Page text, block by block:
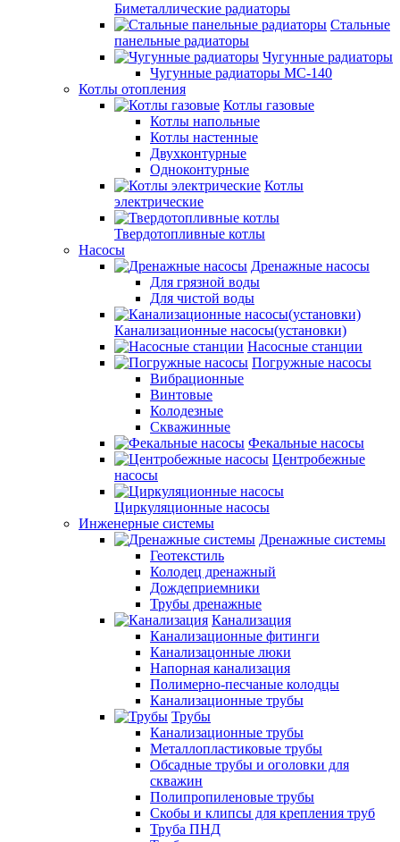
Биметаллические радиаторы
Стальные
панельные радиаторы
Чугунные радиаторы
Чугунные радиаторы МС-140
Котлы отопления
Котлы газовые
Котлы напольные
Котлы настенные
Двухконтурные
Одноконтурные
Котлы
электрические
Твердотопливные котлы
Насосы
Дренажные насосы
Для грязной воды
Для чистой воды
Канализационные насосы(установки)
Насосные станции
Погружные насосы
Вибрационные
Винтовые
Колодезные
Скважинные
Фекальные насосы
Центробежные
насосы
Циркуляционные насосы
Инженерные системы
Дренажные системы
Геотекстиль
Колодец дренажный
Дождеприемники
Трубы дренажные
Канализация
Канализационные фитинги
Канализацонные люки
Напорная канализация
Полимерно-песчаные колодцы
Канализационные трубы
Трубы
Канализационные трубы
Металлопластиковые трубы
Обсадные трубы и оголовки для
скважин
Полипропиленовые трубы
Скобы и клипсы для крепления труб
Труба ПНД